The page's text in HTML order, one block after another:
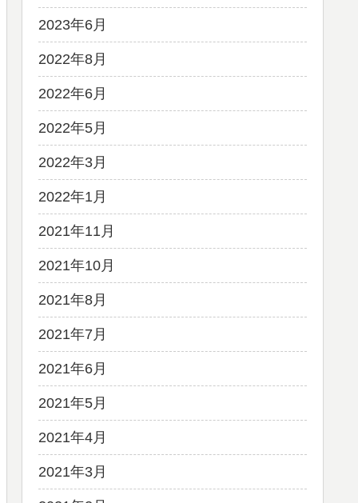
2023年6月
2022年8月
2022年6月
2022年5月
2022年3月
2022年1月
2021年11月
2021年10月
2021年8月
2021年7月
2021年6月
2021年5月
2021年4月
2021年3月